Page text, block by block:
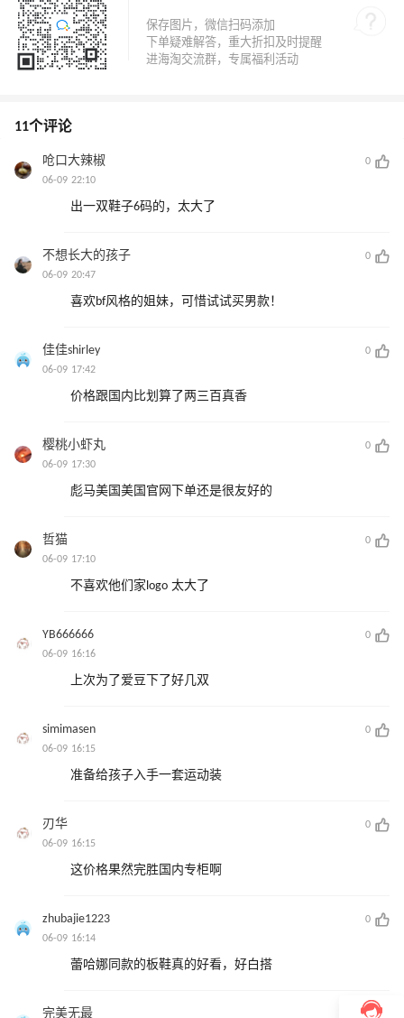
11个评论
呛口大辣椒
0
06-09 22:10
出一双鞋子6码的，太大了
不想长大的孩子
0
06-09 20:47
喜欢bf风格的姐妹，可惜试试买男款！
佳佳shirley
0
06-09 17:42
价格跟国内比划算了两三百真香
樱桃小虾丸
0
06-09 17:30
彪马美国美国官网下单还是很友好的
哲猫
0
06-09 17:10
不喜欢他们家logo 太大了
YB666666
0
06-09 16:16
上次为了爱豆下了好几双
simimasen
0
06-09 16:15
准备给孩子入手一套运动装
刃华
0
06-09 16:15
这价格果然完胜国内专柜啊
zhubajie1223
0
06-09 16:14
蕾哈娜同款的板鞋真的好看，好白搭
完美无最 0